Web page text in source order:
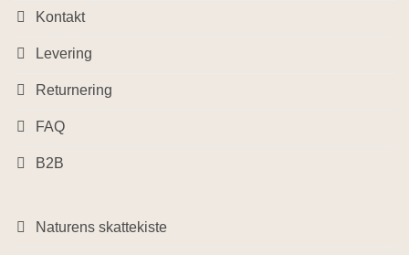
Kontakt
Levering
Returnering
FAQ
B2B
Naturens skattekiste